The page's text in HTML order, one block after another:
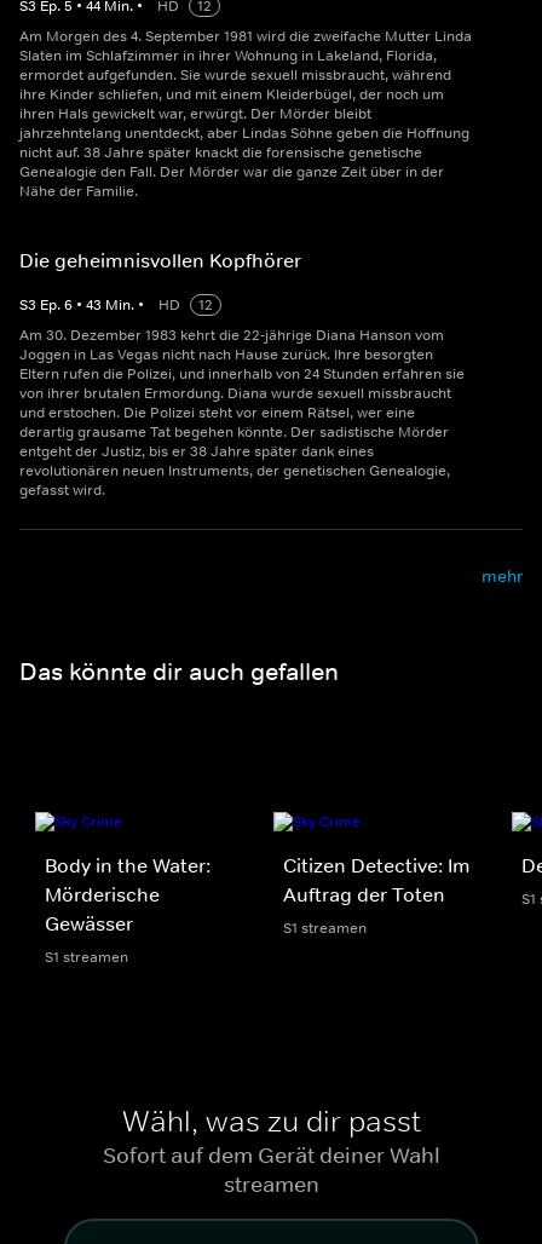
S3 Ep.5 • 44 Min. • HD
12
Am Morgen des 4. September 1981 wird die zweifache Mutter Linda
Slaten im Schlafzimmer in ihrer Wohnung in Lakeland, Florida,
ermordet aufgefunden. Sie wurde sexuell missbraucht, während
ihre Kinder schliefen, und mit einem Kleiderbügel, der noch um
ihren Hals gewickelt war, erwürgt. Der Mörder bleibt
jahrzehntelang unentdeckt, aber Lindas Söhne geben die Hoffnung
nicht auf. 38 Jahre später knackt die forensische genetische
Genealogie den Fall. Der Mörder war die ganze Zeit über in der
Nähe der Familie.
Die geheimnisvollen Kopfhörer
S3 Ep.6 • 43 Min. • HD
12
Am 30. Dezember 1983 kehrt die 22-jährige Diana Hanson vom
Joggen in Las Vegas nicht nach Hause zurück. Ihre besorgten
Eltern rufen die Polizei, und innerhalb von 24 Stunden erfahren sie
von ihrer brutalen Ermordung. Diana wurde sexuell missbraucht
und erstochen. Die Polizei steht vor einem Rätsel, wer eine
derartig grausame Tat begehen könnte. Der sadistische Mörder
entgeht der Justiz, bis er 38 Jahre später dank eines
revolutionären neuen Instruments, der genetischen Genealogie,
gefasst wird.
mehr
Das könnte dir auch gefallen
Body in the Water:
Mörderische
Gewässer
S1 streamen
Citizen Detective: Im
Auftrag der Toten
S1 streamen
Wähl, was zu dir passt
Sofort auf dem Gerät deiner Wahl
streamen